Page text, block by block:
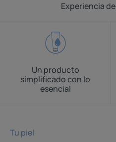
Experiencia
Un producto
simplificado con lo
esencial
Tu piel